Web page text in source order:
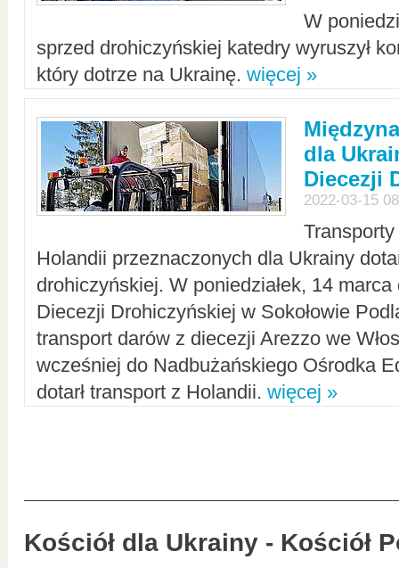
W
sprzed drohiczyńskiej katedry wyruszył
który dotrze na Ukrainę. więcej »
dla
Diecezji
2022-03-15
Holandii przeznaczonych dla Ukrainy
drohiczyńskiej. W poniedziałek, 14
Diecezji Drohiczyńskiej w Sokołowie
transport darów z diecezji Arezzo we
wcześniej do Nadbużańskiego Ośrodka
dotarł transport z Holandii. więcej »
Kościół dla Ukrainy - Kościół